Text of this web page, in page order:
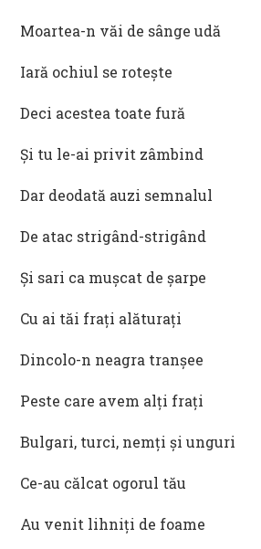
Moartea-n văi de sânge udă
Iară ochiul se rotește
Deci acestea toate fură
Și tu le-ai privit zâmbind
Dar deodată auzi semnalul
De atac strigând-strigând
Și sari ca mușcat de șarpe
Cu ai tăi frați alăturați
Dincolo-n neagra tranșee
Peste care avem alți frați
Bulgari, turci, nemți și unguri
Ce-au călcat ogorul tău
Au venit lihniți de foame